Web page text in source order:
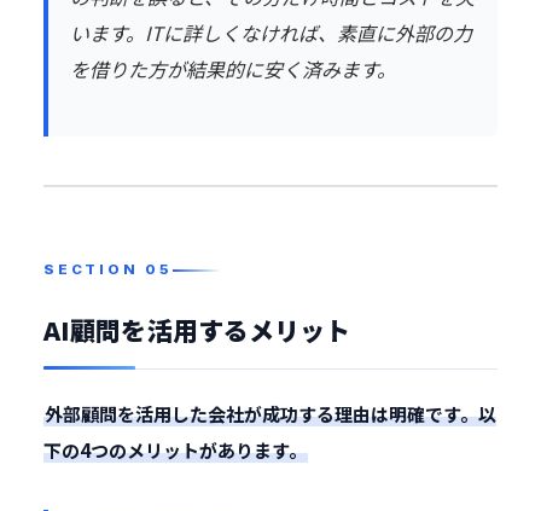
います。ITに詳しくなければ、素直に外部の力
を借りた方が結果的に安く済みます。
AI顧問を活用するメリット
外部顧問を活用した会社が成功する理由は明確です。以
下の4つのメリットがあります。